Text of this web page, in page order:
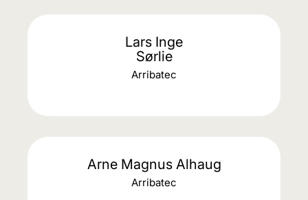
Lars Inge
Sørlie
Arribatec
Arne Magnus Alhaug
Arribatec